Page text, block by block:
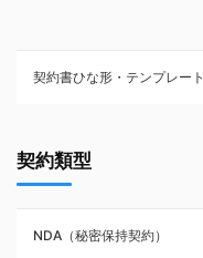
契約書ひな形・テンプレート
NDA（秘密保持契約）
業務委託契約
契約類型
NDA（秘密保持契約）